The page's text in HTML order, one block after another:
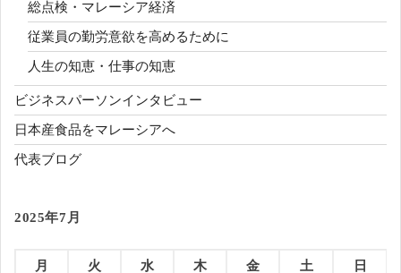
総点検・マレーシア経済
従業員の勤労意欲を高めるために
人生の知恵・仕事の知恵
ビジネスパーソンインタビュー
日本産食品をマレーシアへ
代表ブログ
2025年7月
月 火 水 木 金 土 日